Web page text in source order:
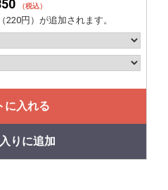
（税込）
円）が追加されます。
に入れる
りに追加